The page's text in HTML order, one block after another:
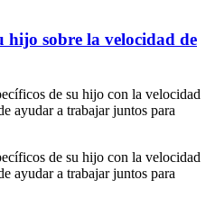
hijo sobre la velocidad de
de su hijo con la velocidad
ayudar a trabajar juntos para
de su hijo con la velocidad
ayudar a trabajar juntos para